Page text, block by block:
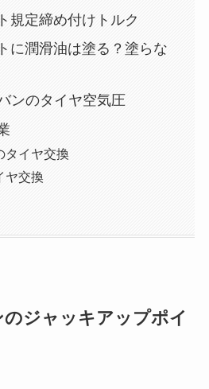
規定締め付けトルク
に潤滑油は塗る？塗らな
ンのタイヤ空気圧
タイヤ交換
ヤ交換
ジャッキアップポイ